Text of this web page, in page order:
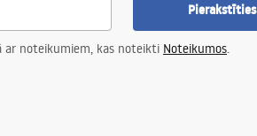
Pierakstīties
ar noteikumiem, kas noteikti Noteikumos.